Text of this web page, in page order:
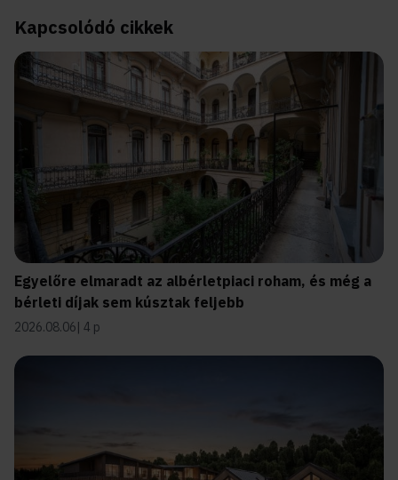
Kapcsolódó cikkek
Egyelőre elmaradt az albérletpiaci roham, és még a
bérleti díjak sem kúsztak feljebb
2026.08.06 4 p